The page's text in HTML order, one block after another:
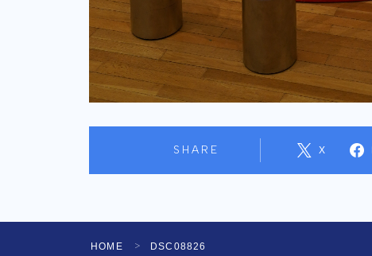
SHARE X
HOME ＞ DSC08826